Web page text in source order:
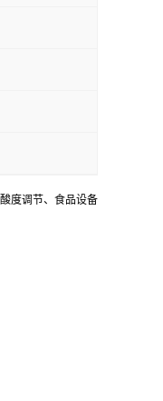
度调节、食品设备